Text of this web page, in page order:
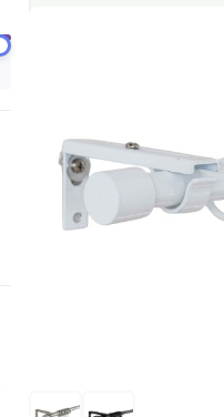
Разтегателен
Разтегателен